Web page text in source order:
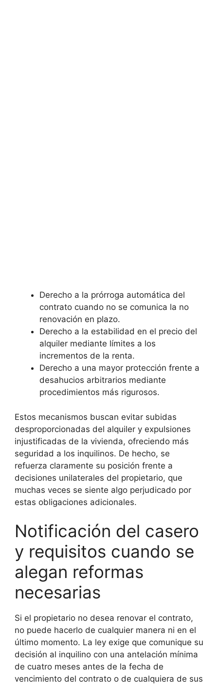
Derecho a la prórroga automática del
contrato cuando no se comunica la no
renovación en plazo.
Derecho a la estabilidad en el precio del
alquiler mediante límites a los
incrementos de la renta.
Derecho a una mayor protección frente a
desahucios arbitrarios mediante
procedimientos más rigurosos.
Estos mecanismos buscan evitar subidas
desproporcionadas del alquiler y expulsiones
injustificadas de la vivienda, ofreciendo más
seguridad a los inquilinos. De hecho, se
refuerza claramente su posición frente a
decisiones unilaterales del propietario, que
muchas veces se siente algo perjudicado por
estas obligaciones adicionales.
Notificación del casero
y requisitos cuando se
alegan reformas
necesarias
Si el propietario no desea renovar el contrato,
no puede hacerlo de cualquier manera ni en el
último momento. La ley exige que comunique su
decisión al inquilino con una antelación mínima
de cuatro meses antes de la fecha de
vencimiento del contrato o de cualquiera de sus